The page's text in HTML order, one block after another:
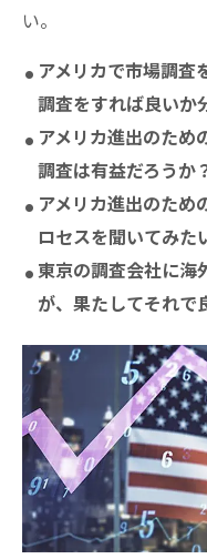
い。
アメリカで市場調査
調査をすれば良いか
アメリカ進出のため
調査は有益だろうか
アメリカ進出のため
ロセスを聞いてみた
東京の調査会社に海
が、果たしてそれで